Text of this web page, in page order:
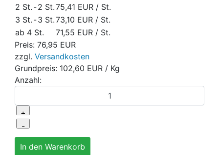
2 St. -2 St.75,41 EUR / St.
3 St. -3 St.73,10 EUR / St.
ab 4 St.
71,55 EUR / St.
Preis: 76,95 EUR
zzgl. Versandkosten
Grundpreis: 102,60 EUR / Kg
Anzahl: